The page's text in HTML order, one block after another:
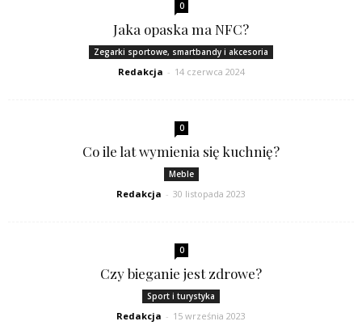
0
Jaka opaska ma NFC?
Zegarki sportowe, smartbandy i akcesoria
Redakcja - 14 czerwca 2024
0
Co ile lat wymienia się kuchnię?
Meble
Redakcja - 30 listopada 2023
0
Czy bieganie jest zdrowe?
Sport i turystyka
Redakcja - 15 września 2023